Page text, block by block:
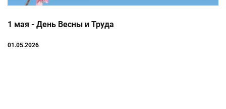
1 мая - День Весны и Труда
01.05.2026